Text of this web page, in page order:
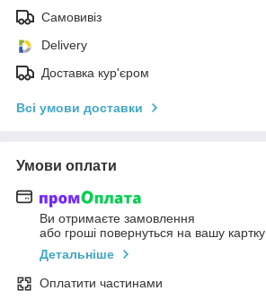
Самовивіз
Delivery
Доставка кур'єром
Всі умови доставки
Умови оплати
Ви отримаєте замовлення
або гроші повернуться на вашу картку
Детальніше
Оплатити частинами